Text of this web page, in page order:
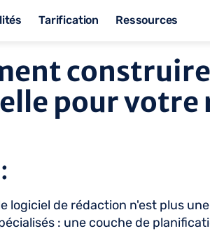
Tarification Ressources
pour votre
logiciel de rédaction n'est plus
: une couche de